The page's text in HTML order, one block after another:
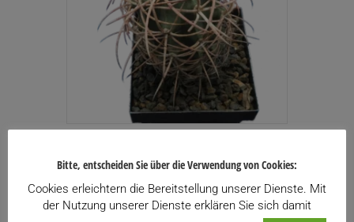
Enthält 13% USt.
zzgl.Versand
Bitte, entscheiden Sie über die Verwendung von Cookies:
Cookies erleichtern die Bereitstellung unserer Dienste. Mit
der Nutzung unserer Dienste erklären Sie sich damit